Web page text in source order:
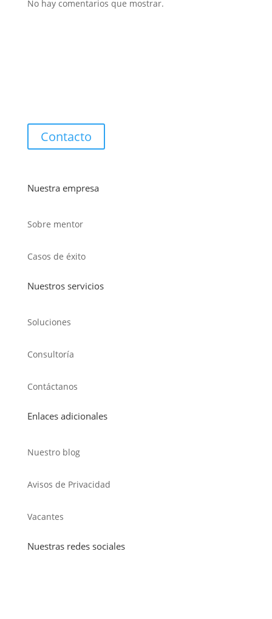
No hay comentarios que mostrar.
Contacto
Nuestra empresa
Sobre mentor
Casos de éxito
Nuestros servicios
Soluciones
Consultoría
Contáctanos
Enlaces adicionales
Nuestro blog
Avisos de Privacidad
Vacantes
Nuestras redes sociales